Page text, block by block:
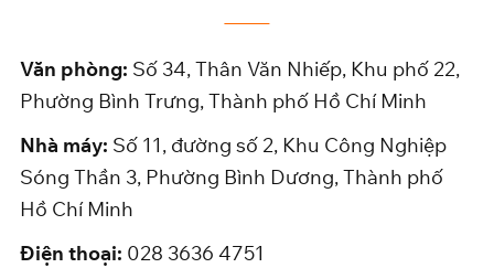
Văn phòng: Số 34, Thân Văn Nhiếp, Khu phố 22,
Phường Bình Trưng, Thành phố Hồ Chí Minh
Nhà máy: Số 11, đường số 2, Khu Công Nghiệp
Sóng Thần 3, Phường Bình Dương, Thành phố
Hồ Chí Minh
Điện thoại: 028 3636 4751